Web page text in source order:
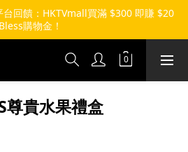
回饋：HKTVmall買滿 $300 即賺 $20
Bless購物金！
尊貴水果禮盒